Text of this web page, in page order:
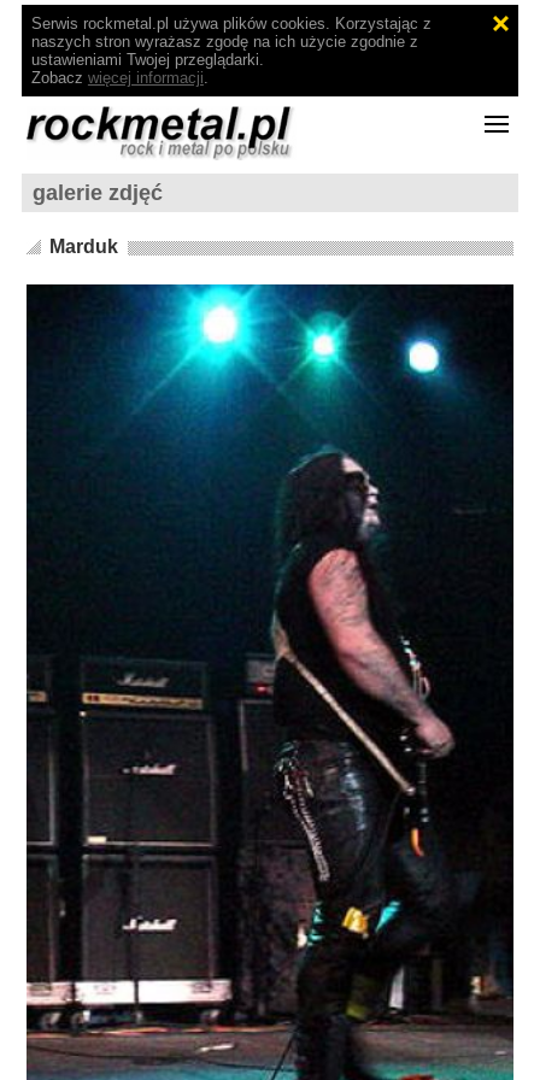
Serwis rockmetal.pl używa plików cookies. Korzystając z
naszych stron wyrażasz zgodę na ich użycie zgodnie z
ustawieniami Twojej przeglądarki.
Zobacz więcej informacji.
galerie zdjęć
Marduk